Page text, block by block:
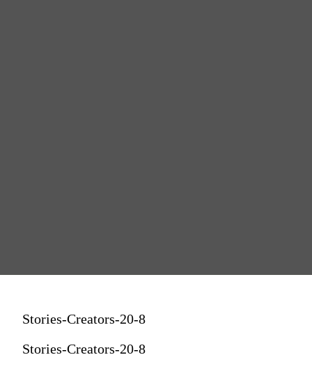
Stories-Creators-20-8
Stories-Creators-20-8